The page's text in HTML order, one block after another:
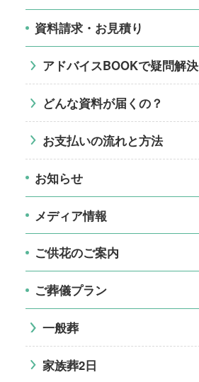
資料請求・お見積り
アドバイスBOOKで疑問解決
どんな資料が届くの？
お支払いの流れと方法
お知らせ
メディア情報
ご供花のご案内
ご葬儀プラン
一般葬
家族葬2日